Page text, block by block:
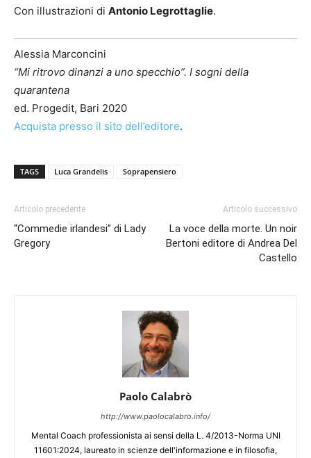
Con illustrazioni di Antonio Legrottaglie.
Alessia Marconcini
“Mi ritrovo dinanzi a uno specchio”. I sogni della
quarantena
ed. Progedit, Bari 2020
Acquista presso il sito dell’editore.
TAGS Luca Grandelis Soprapensiero
Articolo precedente
“Commedie irlandesi” di Lady
Gregory
Articolo successivo
La voce della morte. Un noir
Bertoni editore di Andrea Del
Castello
Paolo Calabrò
http://www.paolocalabro.info/
Mental Coach professionista ai sensi della L. 4/2013-Norma UNI
11601:2024, laureato in scienze dell'informazione e in filosofia,